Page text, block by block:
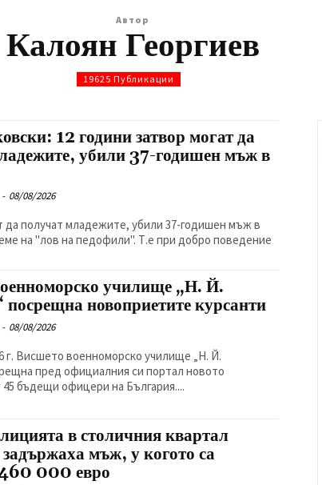
Автор
Калоян Георгиев
19625 Публикации
12 години затвор могат да
убили 37-годишен мъж в
- 08/08/2026
да получат младежите, убили 37-годишен мъж в
на "лов на педофили". Т.е при добро поведение
училище „Н. Й.
посрещна новоприетите курсанти
- 08/08/2026
г. Висшето военноморско училище „Н. Й.
пред официалния си портал новото
бъдещи офицери на България....
в столичния квартал
мъж, у когото са
000 евро